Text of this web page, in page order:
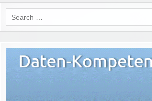
Search
for: